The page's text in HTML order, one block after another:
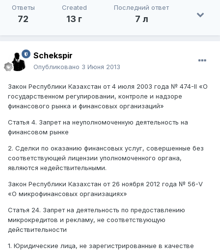
Ответы
72
Created
13 г
Последний ответ
7 л
Schekspir
Опубликовано 3 Июня 2013
Закон Республики Казахстан от 4 июля 2003 года № 474-II «О
государственном регулировании, контроле и надзоре
финансового рынка и финансовых организаций»
Статья 4. Запрет на неуполномоченную деятельность на
финансовом рынке
2. Сделки по оказанию финансовых услуг, совершенные без
соответствующей лицензии уполномоченного органа,
являются недействительными.
Закон Республики Казахстан от 26 ноября 2012 года № 56-V
«О микрофинансовых организациях»
Статья 24. Запрет на деятельность по предоставлению
микрокредитов и рекламу, не соответствующую
действительности
1. Юридические лица, не зарегистрированные в качестве